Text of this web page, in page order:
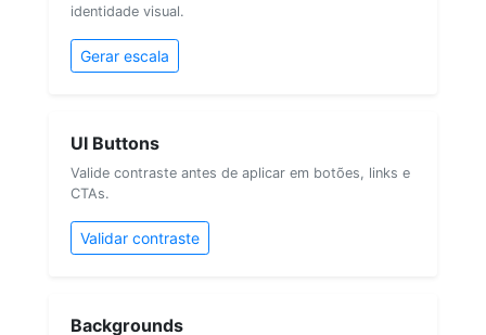
identidade visual.
Gerar escala
UI Buttons
Valide contraste antes de aplicar em botões, links e
CTAs.
Validar contraste
Backgrounds